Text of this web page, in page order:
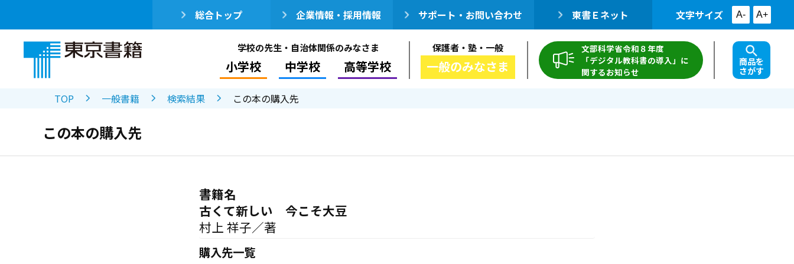
総合トップ 企業情報・採用情報 サポート・お問い合わせ 東書Ｅネット 文字サイズ A- A+
学校の先生・自治体関係のみなさま
小学校 中学校 高等学校
保護者・塾・一般
一般のみなさま
文部科学省令和８年度
「デジタル教科書の導入」に
関するお知らせ
商品を
さがす
TOP 一般書籍 検索結果 この本の購入先
この本の購入先
書籍名
古くて新しい 今こそ大豆
村上 祥子／著
購入先一覧